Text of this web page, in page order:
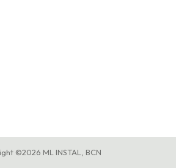
©2026 ML INSTAL, BCN